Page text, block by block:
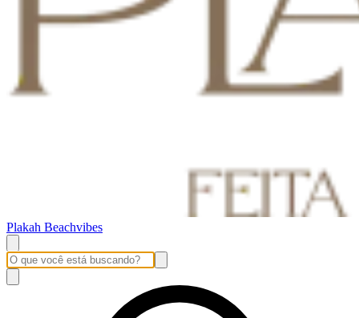
Plakah Beachvibes